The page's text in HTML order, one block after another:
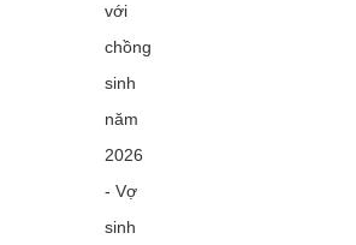
với
chồng
sinh
năm
2026
- Vợ
sinh